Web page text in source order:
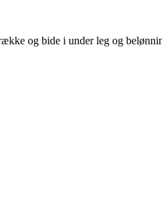
og bide i under leg og